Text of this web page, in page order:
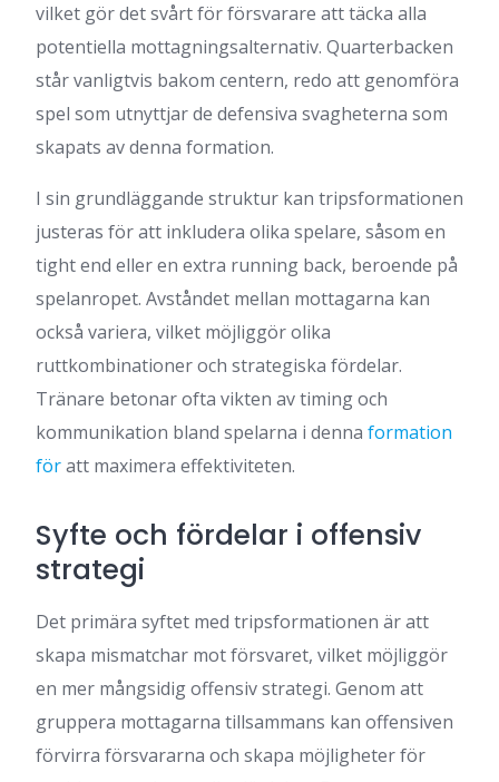
vilket gör det svårt för försvarare att täcka alla
potentiella mottagningsalternativ. Quarterbacken
står vanligtvis bakom centern, redo att genomföra
spel som utnyttjar de defensiva svagheterna som
skapats av denna formation.
I sin grundläggande struktur kan tripsformationen
justeras för att inkludera olika spelare, såsom en
tight end eller en extra running back, beroende på
spelanropet. Avståndet mellan mottagarna kan
också variera, vilket möjliggör olika
ruttkombinationer och strategiska fördelar.
Tränare betonar ofta vikten av timing och
kommunikation bland spelarna i denna formation
föratt maximera effektiviteten.
Syfte och fördelar i offensiv
strategi
Det primära syftet med tripsformationen är att
skapa mismatchar mot försvaret, vilket möjliggör
en mer mångsidig offensiv strategi. Genom att
gruppera mottagarna tillsammans kan offensiven
förvirra försvararna och skapa möjligheter för